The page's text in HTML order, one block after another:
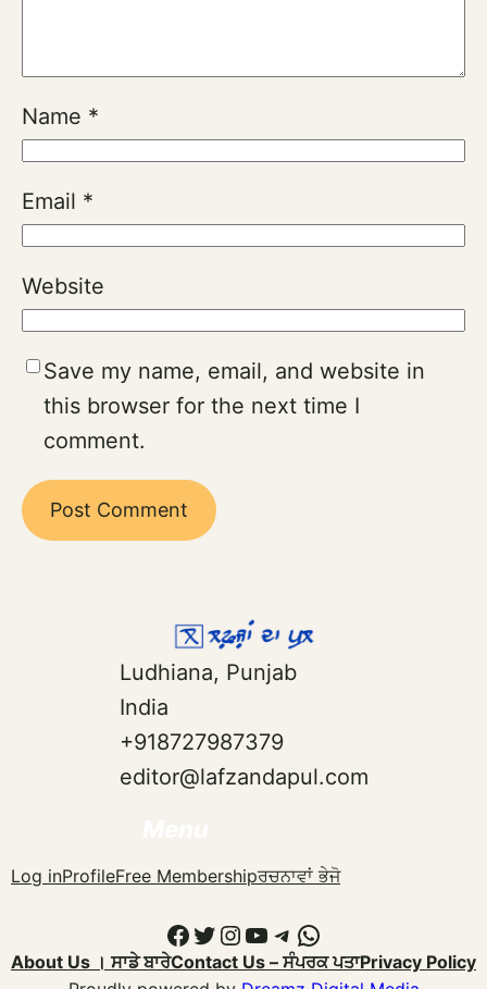
Name *
Email *
Website
Save my name, email, and website in
this browser for the next time I
comment.
Ludhiana, Punjab
India
+918727987379
editor@lafzandapul.com
Log inProfileFree Membershipਰਚਨਾਵਾਂ ਭੇਜੋ
Facebook
Twitter
Instagram
YouTube
Telegram
WhatsApp
About Us । ਸਾਡੇ ਬਾਰੇContact Us – ਸੰਪਰਕ ਪਤਾPrivacy Policy